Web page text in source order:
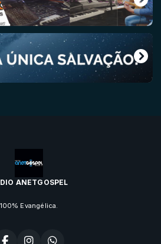
ANETGOSPEL
100% Evangélica.